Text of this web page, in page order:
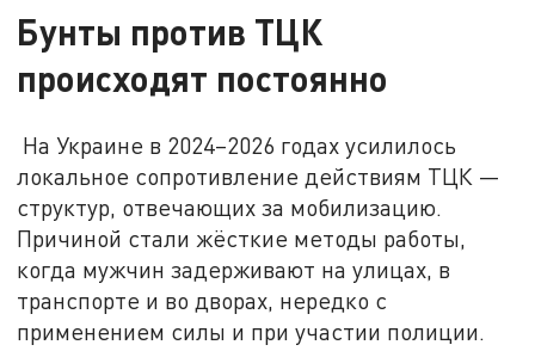
Бунты против ТЦК
происходят постоянно
На Украине в 2024–2026 годах усилилось
локальное сопротивление действиям ТЦК —
структур, отвечающих за мобилизацию.
Причиной стали жёсткие методы работы,
когда мужчин задерживают на улицах, в
транспорте и во дворах, нередко с
применением силы и при участии полиции.